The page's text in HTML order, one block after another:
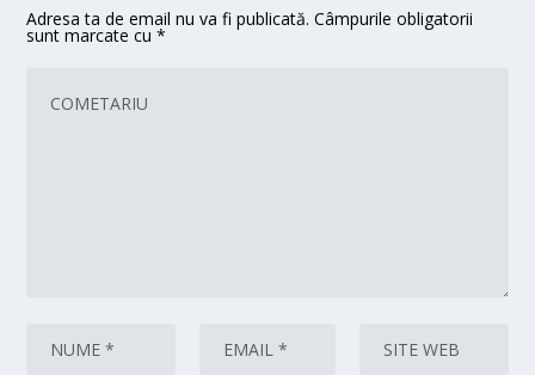
Adresa ta de email nu va fi publicată. Câmpurile obligatorii
sunt marcate cu*